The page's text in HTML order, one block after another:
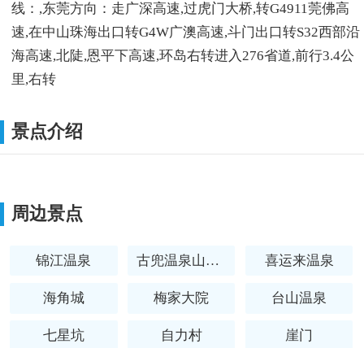
线：,东莞方向：走广深高速,过虎门大桥,转G4911莞佛高
速,在中山珠海出口转G4W广澳高速,斗门出口转S32西部沿
海高速,北陡,恩平下高速,环岛右转进入276省道,前行3.4公
里,右转
景点介绍
周边景点
锦江温泉 古兜温泉山泉水世界 喜运来温泉
海角城 梅家大院 台山温泉
七星坑 自力村 崖门